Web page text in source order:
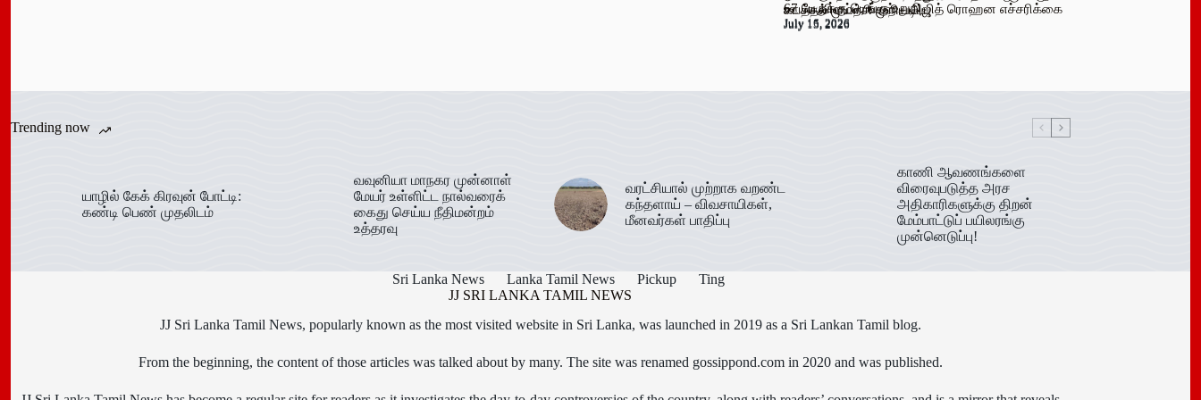
67 பேருக்கு டெங்கு உறுதி
July 16, 2026
ஊடக விளம்பரங்கள் – அஜித் ரொஹன எச்சரிக்கை
July 15, 2026
கடத்தல் முயற்சி முறியடிப்பு
July 15, 2026
Trending now
யாழில் கேக் கிரவுன் போட்டி:
கண்டி பெண் முதலிடம்
வவுனியா மாநகர முன்னாள்
மேயர் உள்ளிட்ட நால்வரைக்
கைது செய்ய நீதிமன்றம்
உத்தரவு
வரட்சியால் முற்றாக வறண்ட
கந்தளாய் – விவசாயிகள்,
மீனவர்கள் பாதிப்பு
காணி ஆவணங்களை
விரைவுபடுத்த அரச
அதிகாரிகளுக்கு திறன்
மேம்பாட்டுப் பயிலரங்கு
முன்னெடுப்பு!
Sri Lanka News Lanka Tamil News Pickup
Ting
JJ SRI LANKA TAMIL NEWS
JJ Sri Lanka Tamil News, popularly known as the most visited website in Sri Lanka, was launched in 2019 as a Sri Lankan Tamil blog.
From the beginning, the content of those articles was talked about by many. The site was renamed gossippond.com in 2020 and was published.